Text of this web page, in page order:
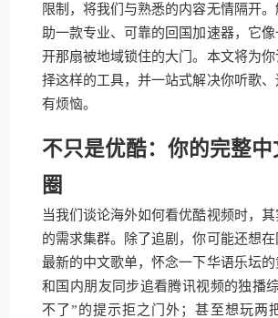
限制，将我们与熟悉的内容无情隔开
助一款专业、可靠的回国加速器，它
开那扇被地域锁住的大门。本文将为
择这样的工具，并一站式解决你听歌
有烦恼。
不只是优酷：你的完整
圈
当我们谈论海外如何看优酷视频时，
的需求集群。除了追剧，你可能还想
最新的中文歌单，怀念一下华语乐坛
和国内朋友同步追看腾讯视频的独播
不了”的提示拒之门外；甚至想玩两